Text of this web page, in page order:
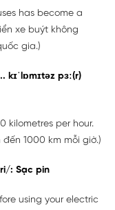
has become a
xe buýt không
gia.)
pɜː(r)
kilometres per hour.
1000 km mỗi giờ.)
: Sạc pin
using your electric